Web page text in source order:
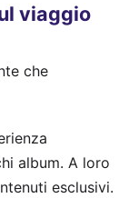
viaggio
che
album. A loro
esclusivi.